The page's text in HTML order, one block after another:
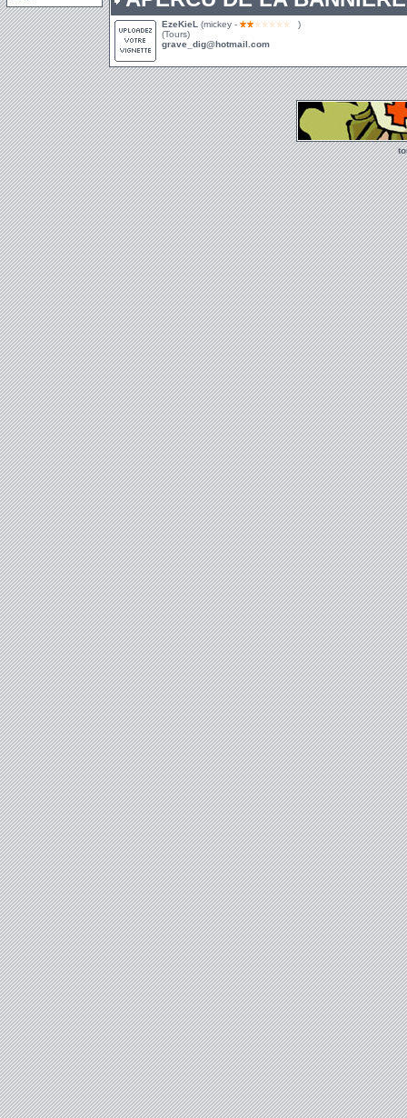
EzeKieL (mickey -
)
(Tours)
grave_dig@hotmail.com